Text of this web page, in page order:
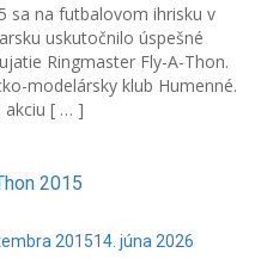
sa na futbalovom ihrisku v
uskutočnilo úspešné
Ringmaster Fly-A-Thon.
modelársky klub Humenné.
akciu [ … ]
2015
201514. júna 2026